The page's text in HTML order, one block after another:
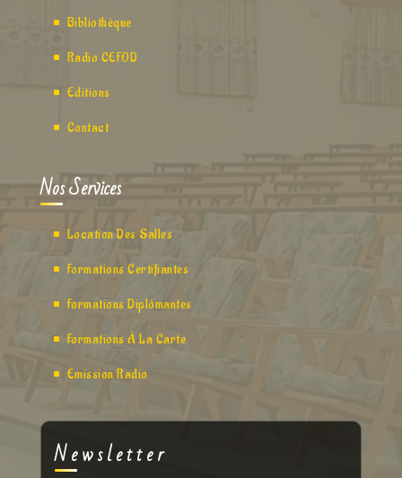
Bibliothèque
Radio CEFOD
Editions
Contact
Nos Services
Location Des Salles
Formations Certifiantes
Formations Diplômantes
Formations À La Carte
Emission Radio
Newsletter